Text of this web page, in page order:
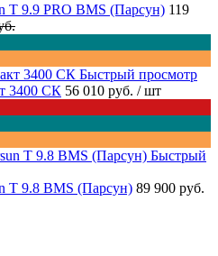
T 9.9 PRO BMS (Парсун) 119
Быстрый просмотр
3400 СК 56 010 руб. / шт
Быстрый
T 9.8 BMS (Парсун) 89 900 руб.